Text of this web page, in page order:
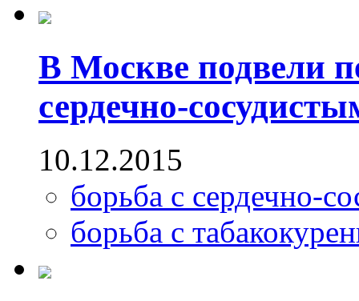
В Москве подвели
сердечно-
10.12.2015
борьба с сердечно-
борьба с